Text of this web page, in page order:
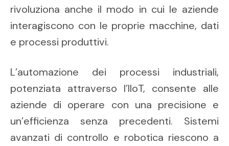
rivoluziona anche il modo in cui le aziende
interagiscono con le proprie macchine, dati
e processi produttivi.
L’automazione dei processi industriali,
potenziata attraverso l’IIoT, consente alle
aziende di operare con una precisione e
un’efficienza senza precedenti. Sistemi
avanzati di controllo e robotica riescono a